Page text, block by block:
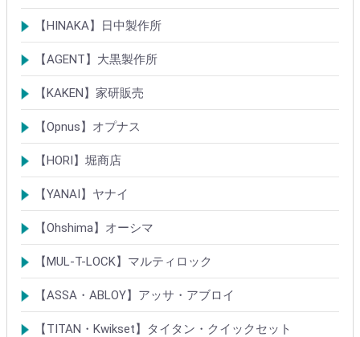
メガクロスSPシリンダー
デジタルロック
【HINAKA】日中製作所
SEPA/HDSシリンダー
SEPA・AGE・GIAロック製品
【AGENT】大黒製作所
LSシリンダー
錠・ロック製品
【KAKEN】家研販売
ベルウェーブキー
ロック製品
【Opnus】オプナス
シリンダー
ロック製品
【HORI】堀商店
シリンダー
錠・ロック製品
【YANAI】ヤナイ
Rシリーズシリンダー
ロック製品
【Ohshima】オーシマ
シリンダー
錠・ロック製品
【MUL-T-LOCK】マルティロック
シリンダー
南京錠
【ASSA・ABLOY】アッサ・アブロイ
シリンダー
ロック製品
【TITAN・Kwikset】タイタン・クイックセット